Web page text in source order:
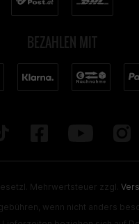
BEZAHLEN MIT
Mehrwertsteuer zzgl.
wenn nicht anders